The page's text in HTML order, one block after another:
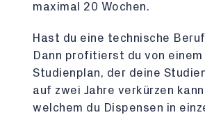
maximal 20 Wochen.
Hast du eine technische
Dann profitierst du von
Studienplan, der deine
auf zwei Jahre verkürzen
welchem du Dispensen in